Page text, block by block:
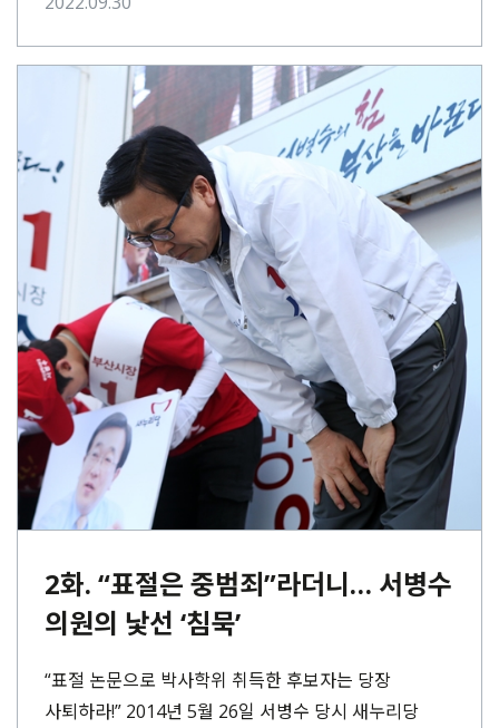
2화. “표절은 중범죄”라더니… 서병수
의원의 낯선 ‘침묵’
“표절 논문으로 박사학위 취득한 후보자는 당장
사퇴하라!” 2014년 5월 26일 서병수 당시 새누리당